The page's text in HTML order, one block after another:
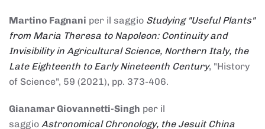
Martino Fagnani per il saggio Studying "Useful Plants"
from Maria Theresa to Napoleon: Continuity and
Invisibility in Agricultural Science, Northern Italy, the
Late Eighteenth to Early Nineteenth Century, "History
of Science", 59 (2021), pp. 373-406.
Gianamar Giovannetti-Singh per il
saggio Astronomical Chronology, the Jesuit China